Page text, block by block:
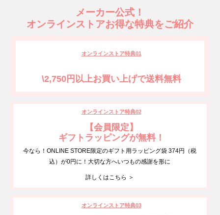
メーカー公式！
オンラインストアお得な特典をご紹介
オンラインストア特典01
\2,750円以上お買い上げで送料無料
オンラインストア特典02
【会員限定】
ギフトラッピングが無料！
今なら！ONLINE STORE限定のギフト用ラッピング袋 374円（税
込）が0円に！大切な方へいつもの感謝を形に
詳しくはこちら ＞
オンラインストア特典03